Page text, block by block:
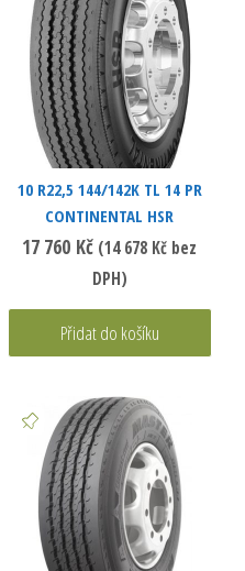
10 R22,5 144/142K TL 14 PR
CONTINENTAL HSR
17 760 Kč (14 678 Kč bez
DPH)
Přidat do košíku